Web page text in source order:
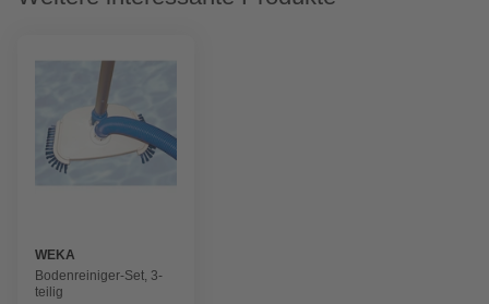
WEKA
Bodenreiniger-Set, 3-
teilig